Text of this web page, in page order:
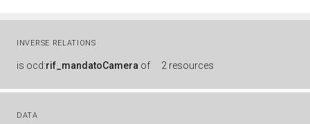
INVERSE RELATIONS
is ocd:rif_mandatoCamera of 2 resources
DATA